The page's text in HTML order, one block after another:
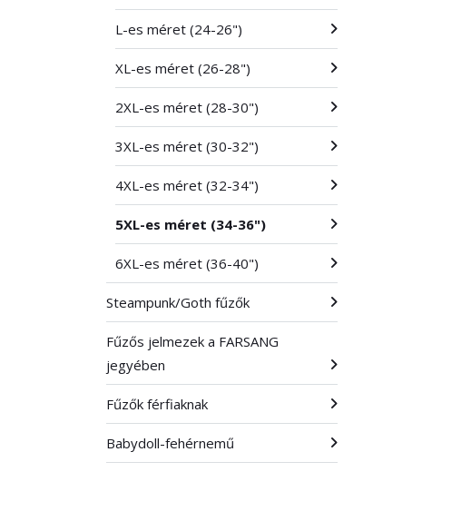
L-es méret (24-26")
XL-es méret (26-28")
2XL-es méret (28-30")
3XL-es méret (30-32")
4XL-es méret (32-34")
5XL-es méret (34-36")
6XL-es méret (36-40")
Steampunk/Goth fűzők
Fűzős jelmezek a FARSANG
jegyében
Fűzők férfiaknak
Babydoll-fehérnemű